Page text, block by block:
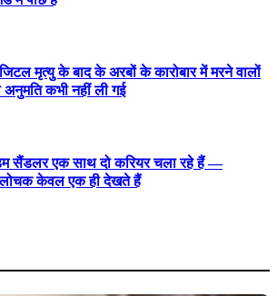
मृत्यु के बाद के अरबों के कारोबार में मरने वालों
अनुमति कभी नहीं ली गई
सैंडलर एक साथ दो करियर चला रहे हैं —
केवल एक ही देखते हैं